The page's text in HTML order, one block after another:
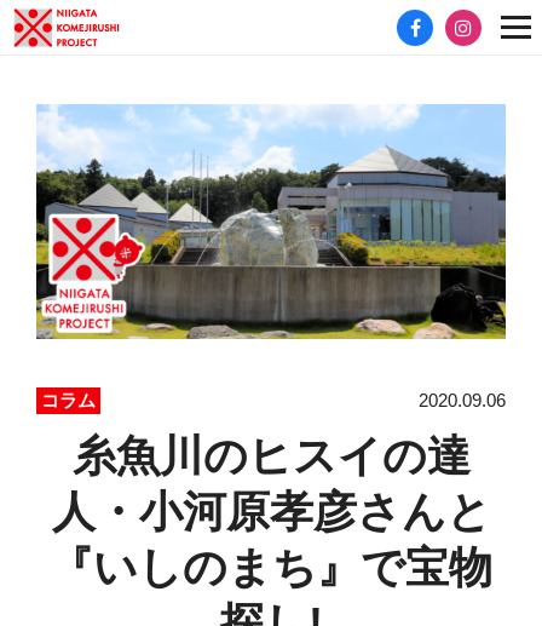
コラム 2020.09.06
糸魚川のヒスイの達
人・小河原孝彦さんと
『いしのまち』で宝物